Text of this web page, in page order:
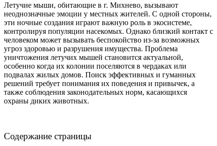
Летучие мыши, обитающие в г. Михнево, вызывают
неоднозначные эмоции у местных жителей. С одной стороны,
эти ночные создания играют важную роль в экосистеме,
контролируя популяции насекомых. Однако близкий контакт с
человеком может вызывать беспокойство из-за возможных
угроз здоровью и разрушения имущества. Проблема
уничтожения летучих мышей становится актуальной,
особенно когда их колонии поселяются в чердаках или
подвалах жилых домов. Поиск эффективных и гуманных
решений требует понимания их поведения и привычек, а
также соблюдения законодательных норм, касающихся
охраны диких животных.
Содержание страницы